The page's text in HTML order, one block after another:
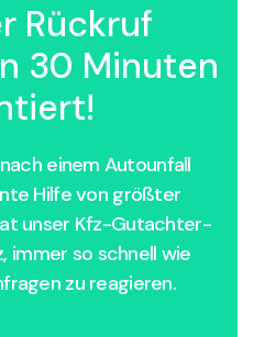
Rückruf
30 Minuten
einem Autounfall
Hilfe von größter
unser Kfz-Gutachter-
immer so schnell wie
zu reagieren.